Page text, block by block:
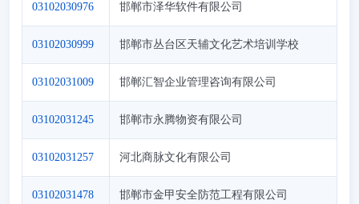
03102030976 邯郸市泽华软件有限公司
03102030999 邯郸市丛台区天辅文化艺术培训学校
03102031009 邯郸汇智企业管理咨询有限公司
03102031245 邯郸市永腾物资有限公司
03102031257 河北商脉文化有限公司
03102031478 邯郸市金甲安全防范工程有限公司